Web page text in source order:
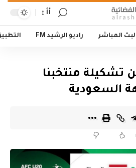
أأ
المباشر راديو الرشيد FM
تشكيلة منتخبنا
السعودية